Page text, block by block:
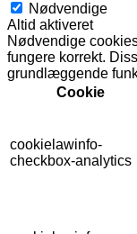
Nødvendige
Altid aktiveret
Nødvendige
fungere korrekt.
grundlæggende
Cookie
cookielawinfo-
checkbox-analytics